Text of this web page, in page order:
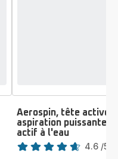
Aerospin, tête active
aspiration puissante
actif à l'eau
Note
4.6 /5